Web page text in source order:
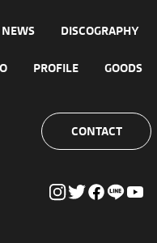
NEWS DISCOGRAPHY
PROFILE GOODS
CONTACT